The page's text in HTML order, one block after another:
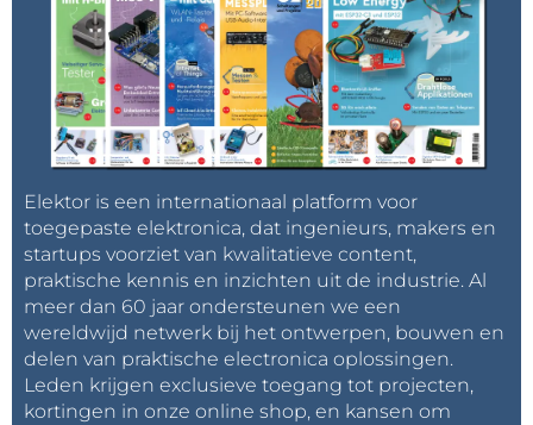
Elektor is een internationaal platform voor
toegepaste elektronica, dat ingenieurs, makers en
startups voorziet van kwalitatieve content,
praktische kennis en inzichten uit de industrie. Al
meer dan 60 jaar ondersteunen we een
wereldwijd netwerk bij het ontwerpen, bouwen en
delen van praktische electronica oplossingen.
Leden krijgen exclusieve toegang tot projecten,
kortingen in onze online shop, en kansen om